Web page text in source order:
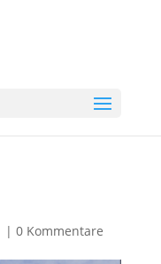
| 0 Kommentare